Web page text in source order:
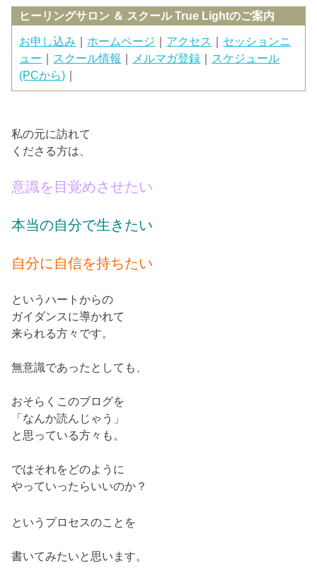
ヒーリングサロン ＆ スクール True Lightのご案内
お申し込み ｜ ホームページ ｜ アクセス ｜ セッションニ
ュー ｜ スクール情報 ｜ メルマガ登録 ｜ スケジュール
(PCから) ｜
私の元に訪れて
くださる方は、
意識を目覚めさせたい
本当の自分で生きたい
自分に自信を持ちたい
というハートからの
ガイダンスに導かれて
来られる方々です。
無意識であったとしても、
おそらくこのブログを
「なんか読んじゃう」
と思っている方々も。
ではそれをどのように
やっていったらいいのか？
というプロセスのことを
書いてみたいと思います。